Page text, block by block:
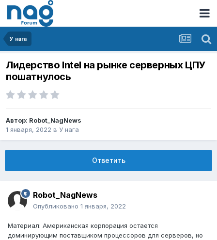
У нага
Лидерство Intel на рынке серверных ЦПУ
пошатнулось
Автор: Robot_NagNews
1 января, 2022 в У нага
Ответить
Robot_NagNews
Опубликовано 1 января, 2022
Материал: Американская корпорация остается
доминирующим поставщиком процессоров для серверов, но